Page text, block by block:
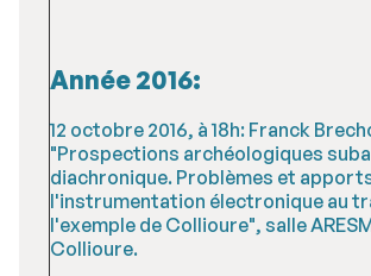
Année 2016:
12 octobre 2016, à 18h: Franck
"Prospections archéologiques
diachronique. Problèmes et
l'instrumentation électronique au
l'exemple de Collioure", salle
Collioure.